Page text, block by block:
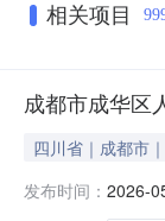
相关项目
成都市成华区
四川省｜成都市
发布时间： 2026-